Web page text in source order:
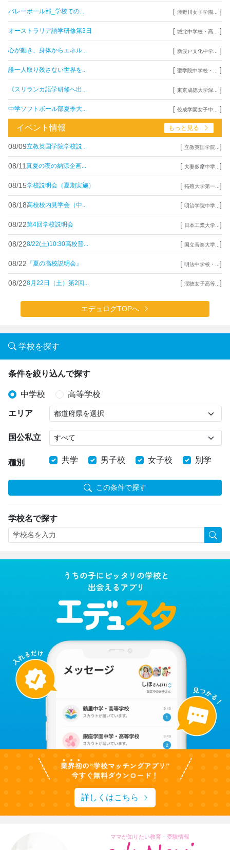
バレーボール部_学校での... [ 瀧野川女子学園... ]
オーストラリア語学研修第3日 [ 城北中学校・高... ]
心が動き、身体からエネル... [ 新渡戸文化中学... ]
誰一人取り残さない世界を... [ 聖学院中学校・... ]
《スリランカ語学研修へ出... [ 東京成徳大学深... ]
中学ソフトボール部夏季大... [ 佼成学園女子中... ]
イベント情報 もっと見る
08/09立教英国学院学校説... [ 立教英国学院... ]
08/11 真夏の夜の納涼企画... [ 大妻多摩中学... ]
08/15学校説明会（夏期実施） [ 拓殖大学第一... ]
08/18高校校内見学会（中... [ 明治学院中学... ]
08/22第4回学校説明会 [ 日本工業大学... ]
08/228/22(土)10:30高校普... [ 国立音楽大学... ]
08/22 『夏の高校説明会』 [ 明法中学校・... ]
08/228月22日（土）第2回... [ 潤徳女子高等... ]
エデュログTOPへ
学校を探す
条件を絞り込んで探す
中学校 高等学校
エリア
国公私立
種別 共学 男子校 女子校 別学
この条件で探す
学校名で探す
詳しくはこちら
ママが知りたい教育・受験情報